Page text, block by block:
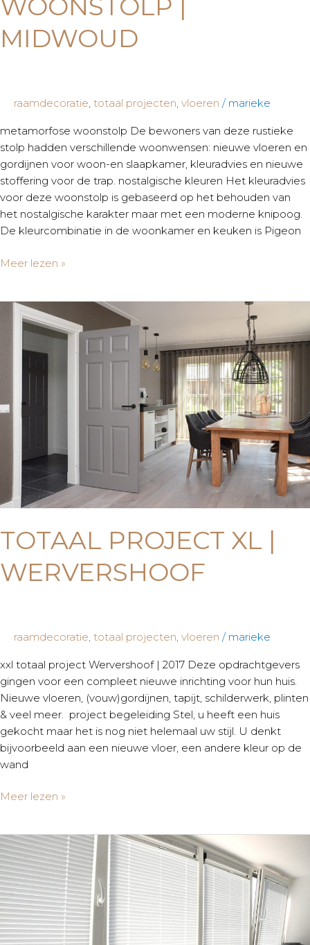
WOONSTOLP |
MIDWOUD
raamdecoratie, totaal projecten, vloeren / marieke
metamorfose woonstolp De bewoners van deze rustieke
stolp hadden verschillende woonwensen: nieuwe vloeren en
gordijnen voor woon-en slaapkamer, kleuradvies en nieuwe
stoffering voor de trap. nostalgische kleuren Het kleuradvies
voor deze woonstolp is gebaseerd op het behouden van
het nostalgische karakter maar met een moderne knipoog.
De kleurcombinatie in de woonkamer en keuken is Pigeon
Meer lezen »
TOTAAL PROJECT XL |
WERVERSHOOF
raamdecoratie, totaal projecten, vloeren / marieke
xxl totaal project Wervershoof | 2017 Deze opdrachtgevers
gingen voor een compleet nieuwe inrichting voor hun huis.
Nieuwe vloeren, (vouw)gordijnen, tapijt, schilderwerk, plinten
& veel meer. project begeleiding Stel, u heeft een huis
gekocht maar het is nog niet helemaal uw stijl. U denkt
bijvoorbeeld aan een nieuwe vloer, een andere kleur op de
wand
Totaal
project
Wervershoof
Meer lezen »
Gripfix
jaloezieën
&
laminaat
op
zolder
|